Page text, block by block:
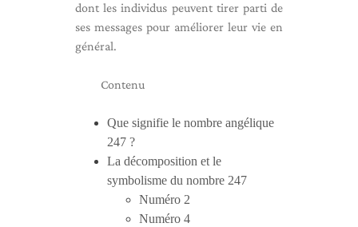
dont les individus peuvent tirer parti de
ses messages pour améliorer leur vie en
général.
Contenu
Que signifie le nombre angélique
247 ?
La décomposition et le
symbolisme du nombre 247
Numéro 2
Numéro 4